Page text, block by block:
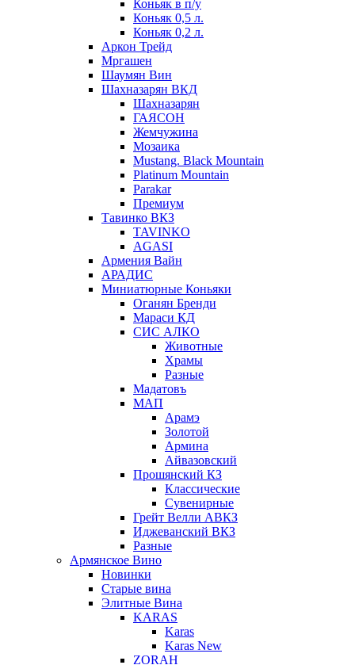
Коньяк в п/у
Коньяк 0,5 л.
Коньяк 0,2 л.
Аркон Трейд
Мргашен
Шаумян Вин
Шахназарян ВКД
Шахназарян
ГАЯСОН
Жемчужина
Мозаика
Mustang. Black Mountain
Platinum Mountain
Parakar
Премиум
Тавинко ВКЗ
TAVINKO
AGASI
Армения Вайн
АРАДИС
Миниатюрные Коньяки
Оганян Бренди
Мараси КД
СИС АЛКО
Животные
Храмы
Разные
Мадатовъ
МАП
Арамэ
Золотой
Армина
Айвазовский
Прошянский КЗ
Классические
Сувенирные
Грейт Велли АВКЗ
Иджеванский ВКЗ
Разные
Армянское Вино
Новинки
Старые вина
Элитные Вина
KARAS
Karas
Karas New
ZORAH